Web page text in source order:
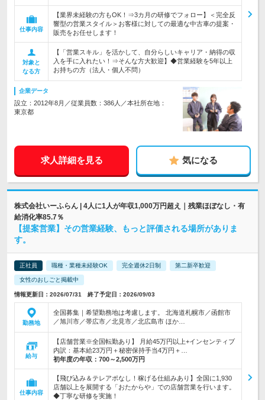
仕事内容
【業界未経験の方もOK！⇒3カ月の研修でフォロー】＜完全反
響型の営業スタイル＞お客様に対しての最適な中古車の提案・
販売をお任せします！
対象と
なる方
【「営業スキル」を活かして、自分らしいキャリア・納得の収
入を手に入れたい！⇒そんな方大歓迎】◆営業経験を5年以上
お持ちの方（法人・個人不問）
企業データ
設立：2012年8月／従業員数：386人／本社所在地：
東京都
求人詳細を見る 気になる
株式会社いーふらん | 4人に1人が年収1,000万円超え｜残業ほぼなし・有
給消化率85.7％
【提案営業】その営業経験、もっと評価される場所がありま
す。
正社員 職種・業種未経験OK 完全週休2日制 第二新卒歓迎
女性のおしごと掲載中
情報更新日：2026/07/31 終了予定日：2026/09/03
勤務地
全国募集｜希望勤務地は考慮します。 北海道札幌市／函館市
／旭川市／帯広市／北見市／北広島市 ほか…
給与
【店舗営業※全国転勤あり】 月給45万円以上+インセンティブ
内訳：基本給23万円＋秘密保持手当4万円＋…
初年度の年収： 700～2,500万円
仕事内容
【飛び込み＆テレアポなし！稼げる仕組みあり】全国に1,930
店舗以上を展開する「おたからや」での店舗営業を行います。
◆丁寧な研修を実施！